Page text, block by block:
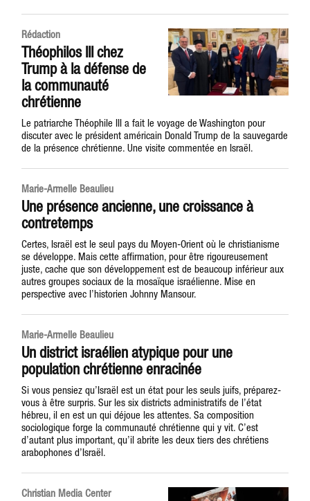
Rédaction
Théophilos III chez
Trump à la défense de
la communauté
chrétienne
Le patriarche Théophile III a fait le voyage de Washington pour
discuter avec le président américain Donald Trump de la sauvegarde
de la présence chrétienne. Une visite commentée en Israël.
Marie-Armelle Beaulieu
Une présence ancienne, une croissance à
contretemps
Certes, Israël est le seul pays du Moyen-Orient où le christianisme
se développe. Mais cette affirmation, pour être rigoureusement
juste, cache que son développement est de beaucoup inférieur aux
autres groupes sociaux de la mosaïque israélienne. Mise en
perspective avec l’historien Johnny Mansour.
Marie-Armelle Beaulieu
Un district israélien atypique pour une
population chrétienne enracinée
Si vous pensiez qu’Israël est un état pour les seuls juifs, préparez-
vous à être surpris. Sur les six districts administratifs de l’état
hébreu, il en est un qui déjoue les attentes. Sa composition
sociologique forge la communauté chrétienne qui y vit. C’est
d’autant plus important, qu’il abrite les deux tiers des chrétiens
arabophones d’Israël.
Christian Media Center